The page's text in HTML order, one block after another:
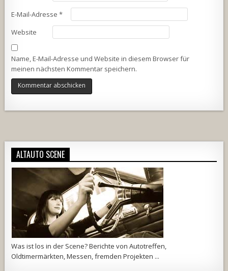
E-Mail-Adresse*
Website
Name, E-Mail-Adresse und Website in diesem Browser für
meinen nächsten Kommentar speichern.
ALTAUTO SCENE
Was ist los in der Scene? Berichte von Autotreffen,
Oldtimermärkten, Messen, fremden Projekten ...